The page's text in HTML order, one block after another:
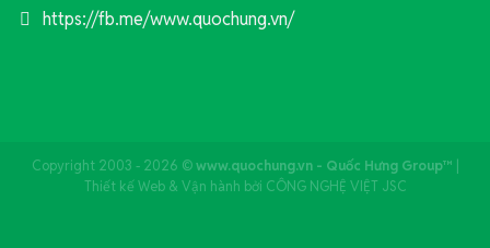
https://fb.me/www.quochung.vn/
Copyright 2003 - 2026 ©www.quochung.vn - Quốc Hưng Group™ |
Thiết kế Web & Vận hành bởi CÔNG NGHỆ VIỆT JSC